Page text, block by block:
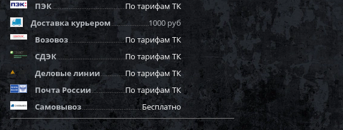
ПЭК
По тарифам ТК
Доставка курьером
1000 руб
Возовоз
По тарифам ТК
СДЭК
По тарифам ТК
Деловые линии
По тарифам ТК
Почта России
По тарифам ТК
Самовывоз
Бесплатно